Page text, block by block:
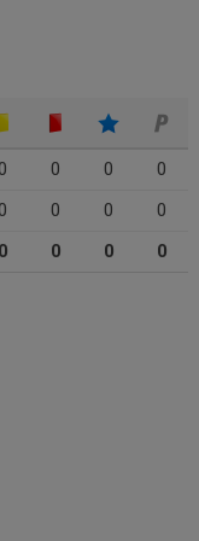
0 0
0
0 0
0
0 0 0 0